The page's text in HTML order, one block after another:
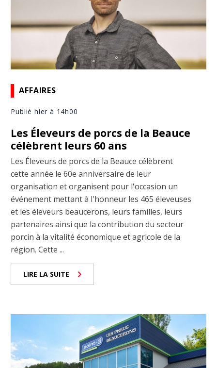
AFFAIRES
Publié hier à 14h00
Les Éleveurs de porcs de la Beauce
célèbrent leurs 60 ans
Les Éleveurs de porcs de la Beauce célèbrent
cette année le 60e anniversaire de leur
organisation et organisent pour l'occasion un
événement mettant à l'honneur les 465 éleveuses
et les éleveurs beaucerons, leurs familles, leurs
partenaires ainsi que la contribution du secteur
porcin à la vitalité économique et agricole de la
région. Cette ...
LIRE LA SUITE